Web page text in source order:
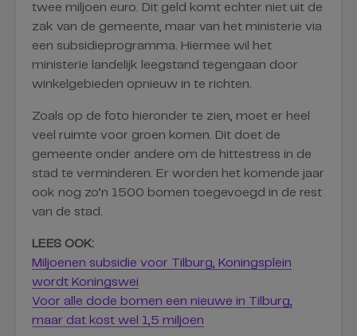
twee miljoen euro. Dit geld komt echter niet uit de
zak van de gemeente, maar van het ministerie via
een subsidieprogramma. Hiermee wil het
ministerie landelijk leegstand tegengaan door
winkelgebieden opnieuw in te richten.
Zoals op de foto hieronder te zien, moet er heel
veel ruimte voor groen komen. Dit doet de
gemeente onder andere om de hittestress in de
stad te verminderen. Er worden het komende jaar
ook nog zo’n 1500 bomen toegevoegd in de rest
van de stad.
LEES OOK:
Miljoenen subsidie voor Tilburg, Koningsplein
wordt Koningswei
Voor alle dode bomen een nieuwe in Tilburg,
maar dat kost wel 1,5 miljoen